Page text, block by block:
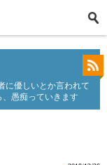
に優しいとか言われて
愚痴っていきます